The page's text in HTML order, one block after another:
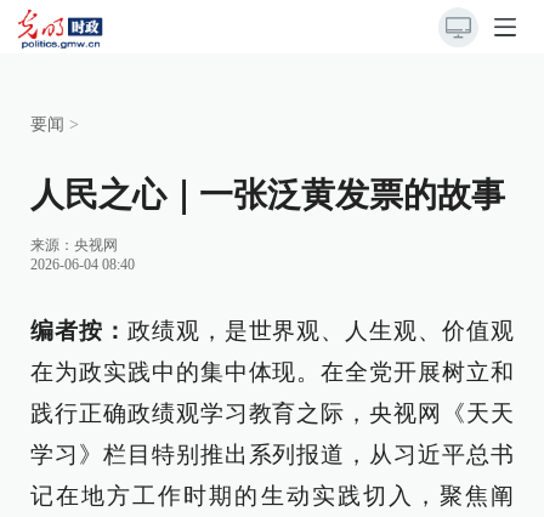
要闻 >
人民之心｜一张泛黄发票的故事
来源： 央视网
2026-06-04 08:40
编者按： 政绩观，是世界观、人生观、价值观
在为政实践中的集中体现。在全党开展树立和
践行正确政绩观学习教育之际，央视网《天天
学习》栏目特别推出系列报道，从习近平总书
记在地方工作时期的生动实践切入，聚焦阐